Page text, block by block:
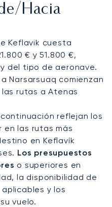
hacia
Keflavik cuesta
€ y 51.800 €,
del tipo de aeronave.
Narsarsuaq comienzan
rutas a Atenas
reflejan los
en las rutas más
en Keflavík
Los presupuestos
o superiores en
la disponibilidad de
y los
vuelo.